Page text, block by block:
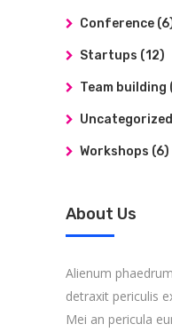
Conference
Startups (12)
Team building
Uncategorized
Workshops (6)
About Us
Alienum
detraxit periculis
Mei an pericula